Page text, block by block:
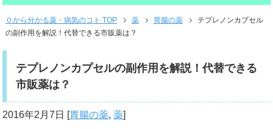
０から分かる薬・病気のコト TOP 薬 胃腸の薬
テプレノンカプセル
の副作用を解説！代替できる市販薬は？
テプレノンカプセルの副作用を解説！代替できる
市販薬は？
2016年2月7日 [胃腸の薬,薬]